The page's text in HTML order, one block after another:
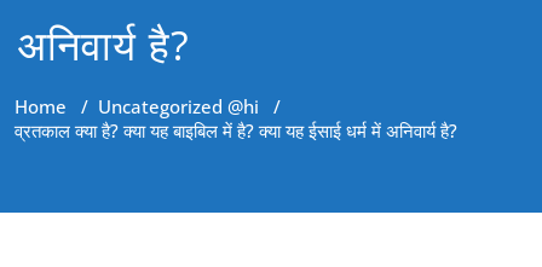
अनिवार्य है?
Home / Uncategorized @hi /
व्रतकाल क्या है? क्या यह बाइबिल में है? क्या यह ईसाई धर्म में अनिवार्य है?